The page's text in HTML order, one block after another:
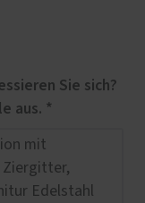
Sie sich?
Wählen Sie ein oder mehrere Modelle aus. *